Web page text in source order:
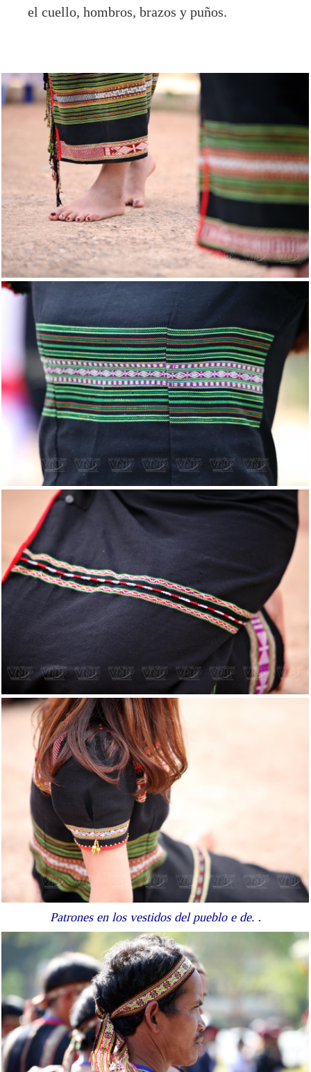
el cuello, hombros, brazos y puños.
Patrones en los vestidos del pueblo e de. .